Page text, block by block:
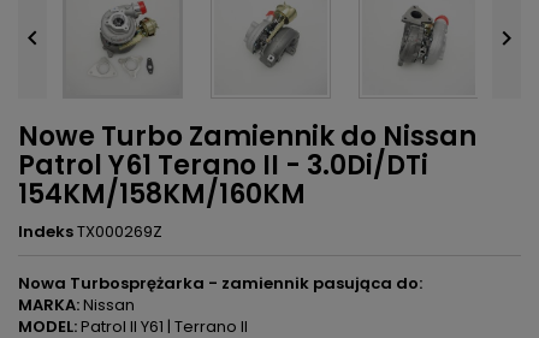
 
Nowe Turbo Zamiennik do Nissan
Patrol Y61 Terano II - 3.0Di/DTi
154KM/158KM/160KM
IndeksTX000269Z
Nowa Turbosprężarka - zamiennik pasująca do:
MARKA:Nissan
MODEL:Patrol II Y61 | Terrano II